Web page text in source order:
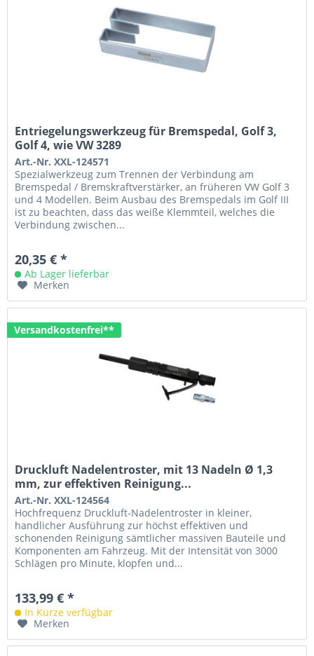
Entriegelungswerkzeug für Bremspedal, Golf 3,
Golf 4, wie VW 3289
Art.-Nr. XXL-124571
Spezialwerkzeug zum Trennen der Verbindung am
Bremspedal / Bremskraftverstärker, an früheren VW Golf 3
und 4 Modellen. Beim Ausbau des Bremspedals im Golf III
ist zu beachten, dass das weiße Klemmteil, welches die
Verbindung zwischen...
20,35 € *
Ab Lager lieferbar
Merken
Versandkostenfrei**
Druckluft Nadelentroster, mit 13 Nadeln Ø 1,3
mm, zur effektiven Reinigung...
Art.-Nr. XXL-124564
Hochfrequenz Druckluft-Nadelentroster in kleiner,
handlicher Ausführung zur höchst effektiven und
schonenden Reinigung sämtlicher massiven Bauteile und
Komponenten am Fahrzeug. Mit der Intensität von 3000
Schlägen pro Minute, klopfen und...
133,99 € *
In Kürze verfügbar
Merken